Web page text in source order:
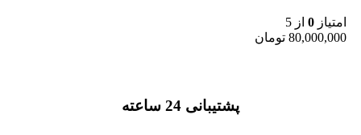
امتیاز 0 از 5
80,000,000 تومان
پشتیبانی 24 ساعته